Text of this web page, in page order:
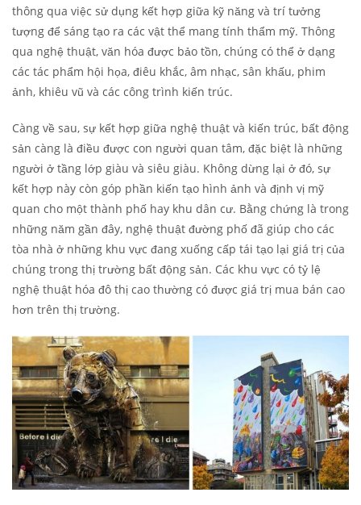
thông qua việc sử dụng kết hợp giữa kỹ năng và trí tưởng
tượng để sáng tạo ra các vật thể mang tính thẩm mỹ. Thông
qua nghệ thuật, văn hóa được bảo tồn, chúng có thể ở dạng
các tác phẩm hội họa, điêu khắc, âm nhạc, sân khấu, phim
ảnh, khiêu vũ và các công trình kiến ​​trúc.
Càng về sau, sự kết hợp giữa nghệ thuật và kiến trúc, bất động
sản càng là điều được con người quan tâm, đặc biệt là những
người ở tầng lớp giàu và siêu giàu. Không dừng lại ở đó, sự
kết hợp này còn góp phần kiến tạo hình ảnh và định vị mỹ
quan cho một thành phố hay khu dân cư. Bằng chứng là trong
những năm gần đây, nghệ thuật đường phố đã giúp cho các
tòa nhà ở những khu vực đang xuống cấp tái tạo lại giá trị của
chúng trong thị trường bất động sản. Các khu vực có tỷ lệ
nghệ thuật hóa đô thị cao thường có được giá trị mua bán cao
hơn trên thị trường.